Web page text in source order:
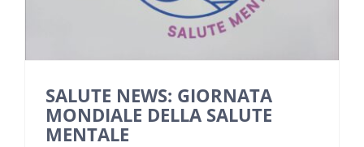
SALUTE NEWS: GIORNATA
MONDIALE DELLA SALUTE
MENTALE